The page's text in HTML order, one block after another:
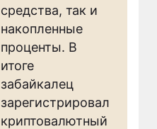
средства, так и
накопленные
проценты. В
итоге
забайкалец
зарегистрировал
криптовалютный